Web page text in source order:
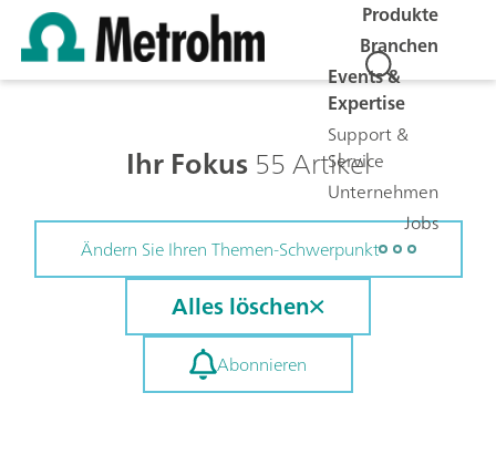
Produkte
Branchen
Events &
Expertise
Support &
Service
Unternehmen
Jobs
Ihr Fokus55 Artikel
Ändern Sie Ihren Themen-Schwerpunkt
Alles löschen
Abonnieren